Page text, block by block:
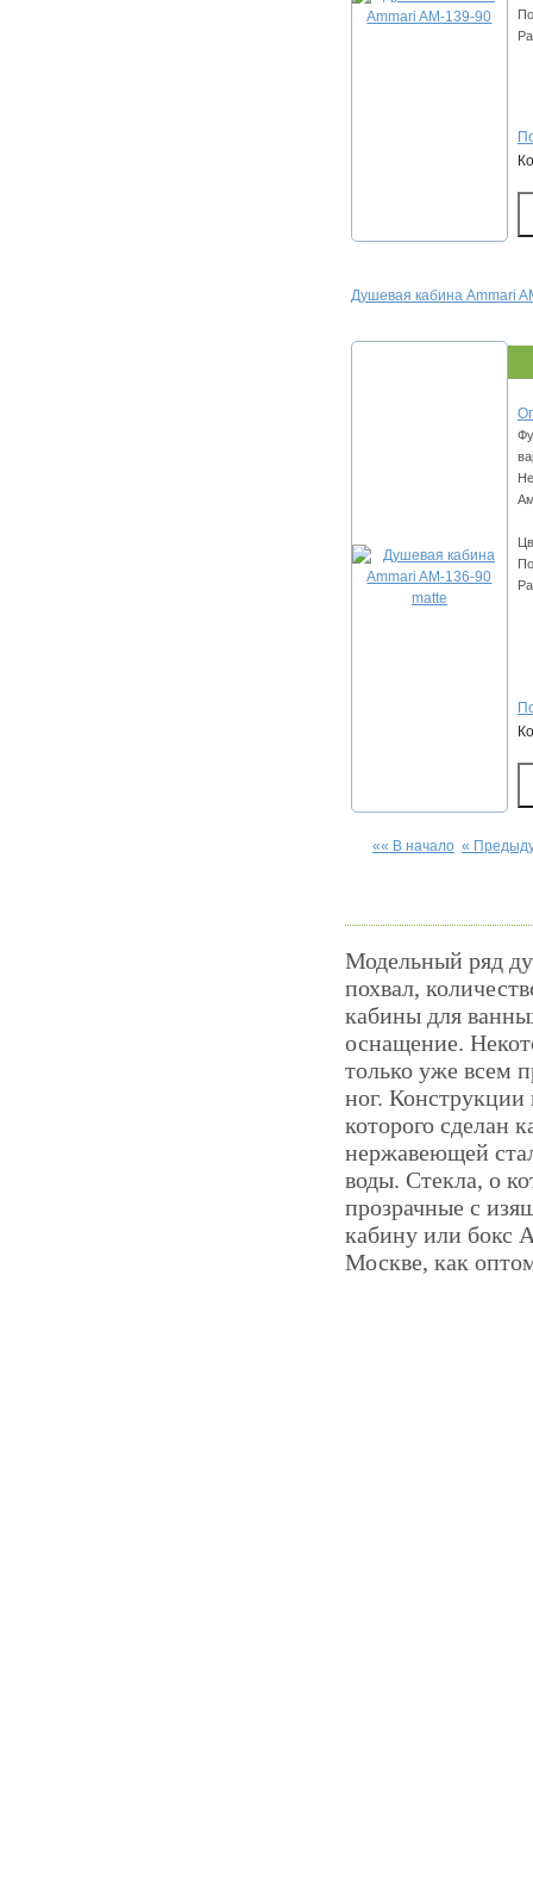
Душевая кабина Ammari
«« В начало «
Модельный ряд
похвал,
кабины для
оснащение.
только уже всем
ног.
которого сделан
нержавеющей
воды. Стекла, о
прозрачные с
кабину или бокс
Москве, как